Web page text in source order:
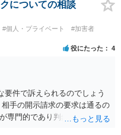
についての相談
#個人・プライベート
#加害者
役にたった 4
要件で訴えられるのでしょう
手の開示請求の要求は通るの
専門的であり判然としないも